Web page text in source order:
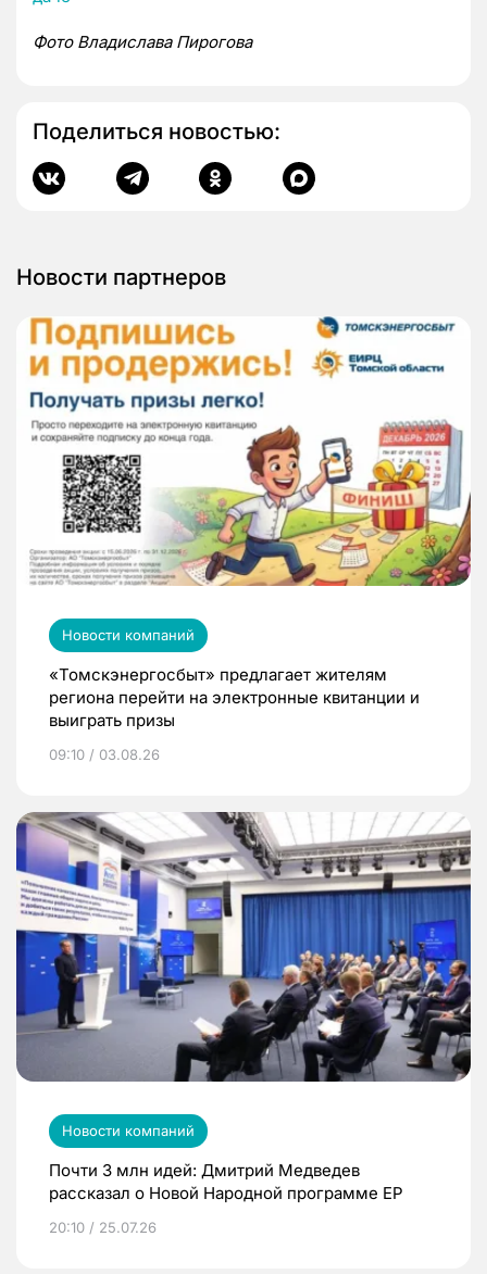
Фото Владислава Пирогова
Поделиться новостью:
Новости партнеров
Новости компаний
«Томскэнергосбыт» предлагает жителям
региона перейти на электронные квитанции и
выиграть призы
09:10 / 03.08.26
Новости компаний
Почти 3 млн идей: Дмитрий Медведев
рассказал о Новой Народной программе ЕР
20:10 / 25.07.26